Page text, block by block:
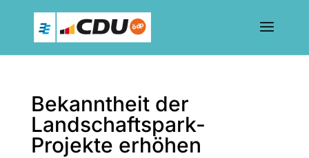
Bekanntheit der
Landschaftspark-
Projekte erhöhen